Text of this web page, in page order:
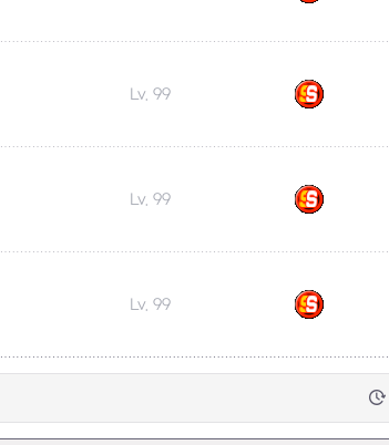
Lv. 99
Lv. 99
Lv. 99